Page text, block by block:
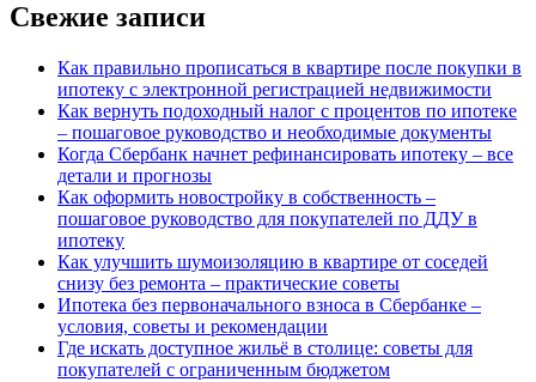
Свежие записи
Как правильно прописаться в квартире после покупки в
ипотеку с электронной регистрацией недвижимости
Как вернуть подоходный налог с процентов по ипотеке
– пошаговое руководство и необходимые документы
Когда Сбербанк начнет рефинансировать ипотеку – все
детали и прогнозы
Как оформить новостройку в собственность –
пошаговое руководство для покупателей по ДДУ в
ипотеку
Как улучшить шумоизоляцию в квартире от соседей
снизу без ремонта – практические советы
Ипотека без первоначального взноса в Сбербанке –
условия, советы и рекомендации
Где искать доступное жильё в столице: советы для
покупателей с ограниченным бюджетом